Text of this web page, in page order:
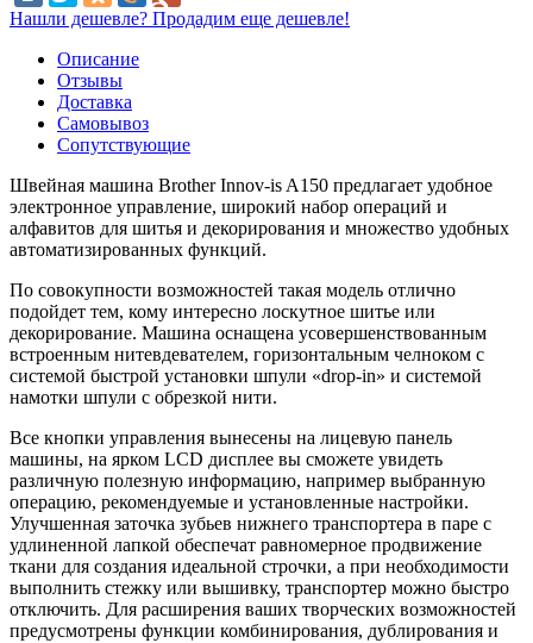
Нашли дешевле? Продадим еще дешевле!
Описание
Отзывы
Доставка
Самовывоз
Сопутствующие
Швейная машина Brother Innov-is A150 предлагает удобное
электронное управление, широкий набор операций и
алфавитов для шитья и декорирования и множество удобных
автоматизированных функций.
По совокупности возможностей такая модель отлично
подойдет тем, кому интересно лоскутное шитье или
декорирование. Машина оснащена усовершенствованным
встроенным нитевдевателем, горизонтальным челноком с
системой быстрой установки шпули «drop-in» и системой
намотки шпули с обрезкой нити.
Все кнопки управления вынесены на лицевую панель
машины, на ярком LCD дисплее вы сможете увидеть
различную полезную информацию, например выбранную
операцию, рекомендуемые и установленные настройки.
Улучшенная заточка зубьев нижнего транспортера в паре с
удлиненной лапкой обеспечат равномерное продвижение
ткани для создания идеальной строчки, а при необходимости
выполнить стежку или вышивку, транспортер можно быстро
отключить. Для расширения ваших творческих возможностей
предусмотрены функции комбинирования, дублирования и